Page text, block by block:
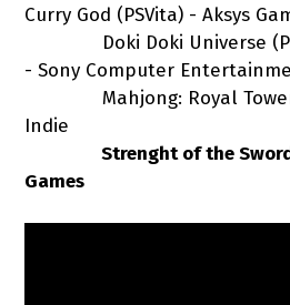
Curry God (PSVita) - Aksys
Doki Doki Universe
- Sony Computer
Mahjong: Royal Towers
Indie
Strenght of the
Games